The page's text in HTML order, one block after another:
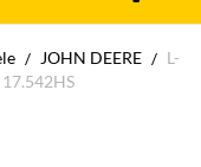
JOHN DEERE
L-